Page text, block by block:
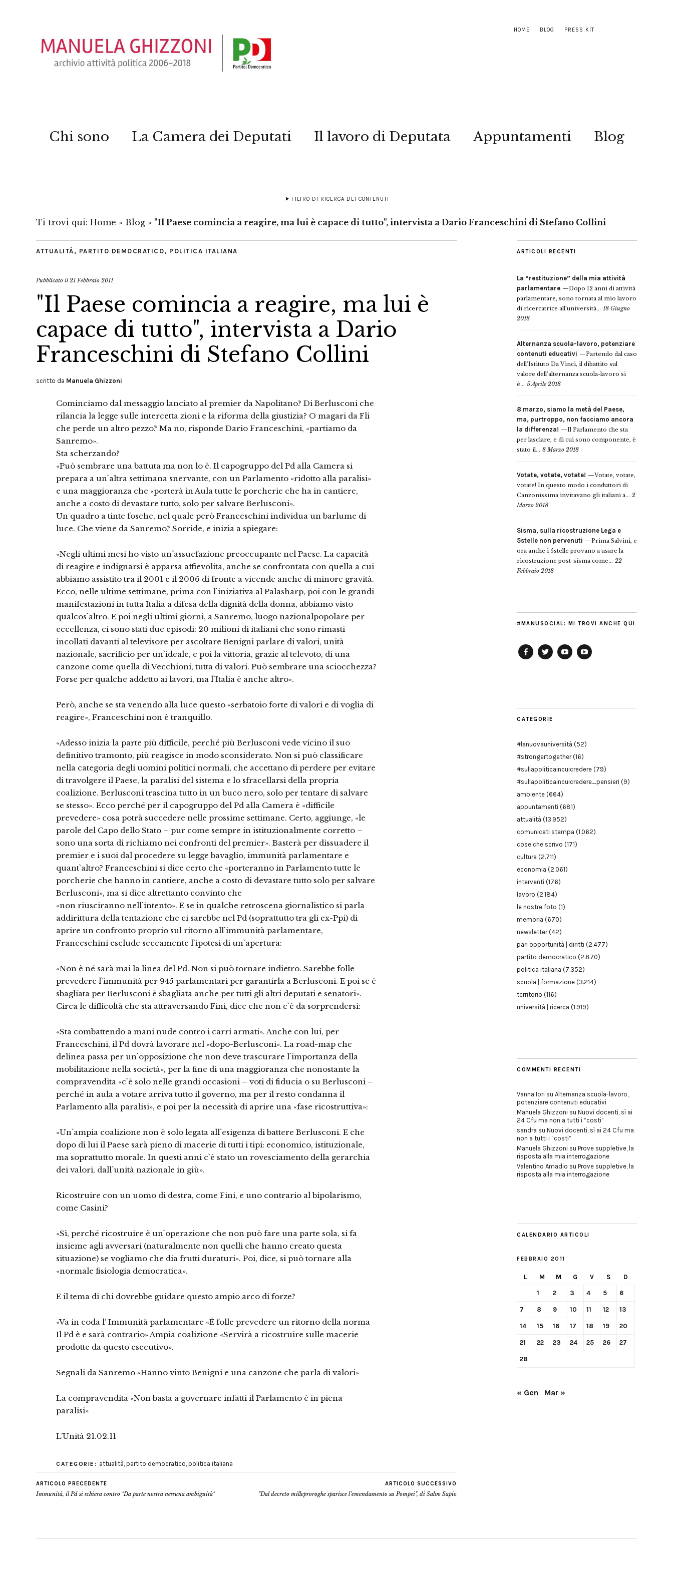
HOME BLOG PRESS KIT
Chi sono La Camera dei Deputati Il lavoro di Deputata Appuntamenti Blog
FILTRO DI RICERCA DEI CONTENUTI
Ti trovi qui: Home » Blog » "Il Paese comincia a reagire, ma lui è capace di tutto", intervista a Dario Franceschini di Stefano Collini
ATTUALITÀ , PARTITO DEMOCRATICO, POLITICA ITALIANA
Pubblicato il21 Febbraio 2011
"Il Paese comincia a reagire, ma lui è
capace di tutto", intervista a Dario
Franceschini di Stefano Collini
scritto da Manuela Ghizzoni
Cominciamo dal messaggio lanciato al premier da Napolitano? Di Berlusconi che
rilancia la legge sulle intercetta zioni e la riforma della giustizia? O magari da Fli
che perde un altro pezzo? Ma no, risponde Dario Franceschini, «partiamo da
Sanremo».
Sta scherzando?
«Può sembrare una battuta ma non lo è. Il capogruppo del Pd alla Camera si
prepara a un`altra settimana snervante, con un Parlamento «ridotto alla paralisi»
e una maggioranza che «porterà in Aula tutte le porcherie che ha in cantiere,
anche a costo di devastare tutto, solo per salvare Berlusconi».
Un quadro a tinte fosche, nel quale però Franceschini individua un barlume di
luce. Che viene da Sanremo? Sorride, e inizia a spiegare:
«Negli ultimi mesi ho visto un`assuefazione preoccupante nel Paese. La capacità
di reagire e indignarsi è apparsa affievolita, anche se confrontata con quella a cui
abbiamo assistito tra il 2001 e il 2006 di fronte a vicende anche di minore gravità.
Ecco, nelle ultime settimane, prima con l`iniziativa al Palasharp, poi con le grandi
manifestazioni in tutta Italia a difesa della dignità della donna, abbiamo visto
qualcos`altro. E poi negli ultimi giorni, a Sanremo, luogo nazionalpopolare per
eccellenza, ci sono stati due episodi: 20 milioni di italiani che sono rimasti
incollati davanti al televisore per ascoltare Benigni parlare di valori, unità
nazionale, sacrificio per un`ideale, e poi la vittoria, grazie al televoto, di una
canzone come quella di Vecchioni, tutta di valori. Può sembrare una sciocchezza?
Forse per qualche addetto ai lavori, ma l`Italia è anche altro».
Però, anche se sta venendo alla luce questo «serbatoio forte di valori e di voglia di
reagire», Franceschini non è tranquillo.
«Adesso inizia la parte più difficile, perché più Berlusconi vede vicino il suo
definitivo tramonto, più reagisce in modo sconsiderato. Non si può classificare
nella categoria degli uomini politici normali, che accettano di perdere per evitare
di travolgere il Paese, la paralisi del sistema e lo sfracellarsi della propria
coalizione. Berlusconi trascina tutto in un buco nero, solo per tentare di salvare
se stesso». Ecco perché per il capogruppo del Pd alla Camera è «difficile
prevedere» cosa potrà succedere nelle prossime settimane. Certo, aggiunge, «le
parole del Capo dello Stato – pur come sempre in istituzionalmente corretto –
sono una sorta di richiamo nei confronti del premier». Basterà per dissuadere il
premier e i suoi dal procedere su legge bavaglio, immunità parlamentare e
quant`altro? Franceschini si dice certo che «porteranno in Parlamento tutte le
porcherie che hanno in cantiere, anche a costo di devastare tutto solo per salvare
Berlusconi», ma si dice altrettanto convinto che
«non riusciranno nell`intento». E se in qualche retroscena giornalistico si parla
addirittura della tentazione che ci sarebbe nel Pd (soprattutto tra gli ex-Ppi) di
aprire un confronto proprio sul ritorno all`immunità parlamentare,
Franceschini esclude seccamente l`ipotesi di un`apertura:
«Non è né sarà mai la linea del Pd. Non si può tornare indietro. Sarebbe folle
prevedere l`immunità per 945 parlamentari per garantirla a Berlusconi. E poi se è
sbagliata per Berlusconi è sbagliata anche per tutti gli altri deputati e senatori».
Circa le difficoltà che sta attraversando Fini, dice che non c`è da sorprendersi:
«Sta combattendo a mani nude contro i carri armati». Anche con lui, per
Franceschini, il Pd dovrà lavorare nel «dopo-Berlusconi». La road-map che
delinea passa per un`opposizione che non deve trascurare l`importanza della
mobilitazione nella società», per la fine di una maggioranza che nonostante la
compravendita «c`è solo nelle grandi occasioni – voti di fiducia o su Berlusconi –
perché in aula a votare arriva tutto il governo, ma per il resto condanna il
Parlamento alla paralisi», e poi per la necessità di aprire una «fase ricostruttiva»:
«Un`ampia coalizione non è solo legata all`esigenza di battere Berlusconi. E che
dopo di lui il Paese sarà pieno di macerie di tutti i tipi: economico, istituzionale,
ma soprattutto morale. In questi anni c`è stato un rovesciamento della gerarchia
dei valori, dall`unità nazionale in giù».
Ricostruire con un uomo di destra, come Fini, e uno contrario al bipolarismo,
come Casini?
«Sì, perché ricostruire è un`operazione che non può fare una parte sola, si fa
insieme agli avversari (naturalmente non quelli che hanno creato questa
situazione) se vogliamo che dia frutti duraturi». Poi, dice, si può tornare alla
«normale fisiologia democratica».
E il tema di chi dovrebbe guidare questo ampio arco di forze?
«Va in coda l’ Immunità parlamentare «É folle prevedere un ritorno della norma
Il Pd è e sarà contrario» Ampia coalizione «Servirà a ricostruire sulle macerie
prodotte da questo esecutivo».
Segnali da Sanremo «Hanno vinto Benigni e una canzone che parla di valori»
La compravendita «Non basta a governare infatti il Parlamento è in piena
paralisi»
L’Unità 21.02.11
CATEGORIE: attualità, partito democratico, politica italiana
ARTICOLO PRECEDENTE
Immunità, il Pd si schiera contro "Da parte nostra nessuna ambiguità"
ARTICOLO SUCCESSIVO
"Dal decreto milleproroghe sparisce l’emendamento su Pompei", di Salvo Sapio
ARTICOLI RECENTI
La “restituzione” della mia attività
parlamentare
Dopo 12 anni di attività
parlamentare, sono tornata al mio lavoro
di ricercatrice all’università... 18 Giugno
2018
Alternanza scuola-lavoro, potenziare
contenuti educativi
Partendo dal caso
dell’Istituto Da Vinci, il dibattito sul
valore dell’alternanza scuola-lavoro si
è... 5 Aprile 2018
8 marzo, siamo la metà del Paese,
ma, purtroppo, non facciamo ancora
la differenza!
Il Parlamento che sta
per lasciare, e di cui sono componente, è
stato il... 8 Marzo 2018
Votate, votate, votate!
Votate, votate,
votate! In questo modo i conduttori di
Canzonissima invitavano gli italiani a... 2
Marzo 2018
Sisma, sulla ricostruzione Lega e
5stelle non pervenuti
Prima Salvini, e
ora anche i 5stelle provano a usare la
ricostruzione post-sisma come... 22
Febbraio 2018
#MANUSOCIAL: MI TROVI ANCHE QUI
CATEGORIE
#lanuovauniversità (52)
#strongertogether(16)
#sullapoliticaincuicredere (79)
#sullapoliticaincuicredere_pensieri (9)
ambiente (664)
appuntamenti (681)
attualità (13.952)
comunicati stampa (1.062)
cose che scrivo (171)
cultura (2.711)
economia (2.061)
interventi (176)
lavoro (2.184)
le nostre foto (1)
memoria (670)
newsletter(42)
pari opportunità | diritti (2.477)
partito democratico (2.870)
politica italiana (7.352)
scuola | formazione (3.214)
territorio (116)
università | ricerca (1.919)
COMMENTI RECENTI
Vanna Iori su Alternanza scuola-lavoro,
potenziare contenuti educativi
Manuela Ghizzoni su Nuovi docenti, sì ai
24 Cfu ma non a tutti i “costi”
sandra su Nuovi docenti, sì ai 24 Cfu ma
non a tutti i “costi”
Manuela Ghizzoni su Prove suppletive, la
risposta alla mia interrogazione
Valentino Amadio su Prove suppletive, la
risposta alla mia interrogazione
CALENDARIO ARTICOLI
FEBBRAIO 2011
L M M G V S D
1 2 3 4 5 6
7 8 9 10 11 12 13
14 15 16 17 18 19 20
21 22 23 24 25 26 27
28
« Gen Mar »